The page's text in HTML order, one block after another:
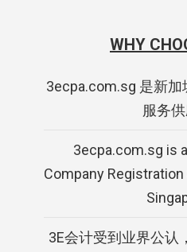
WHY
3ecpa.com.sg 是新
服务
3ecpa.com.sg is
Company
3E会计受到业界公认